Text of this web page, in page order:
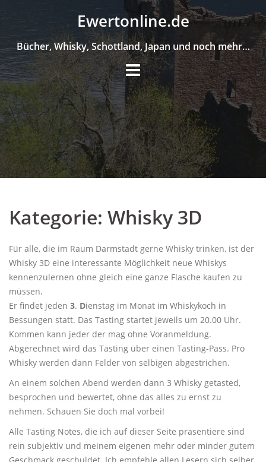
to
Ewertonline.de
Bücher, Whisky, Schottland, Japan und noch mehr…
Kategorie: Whisky 3D
Für alle, die im Raum Darmstadt gerne Whisky trinken, ist der
Whisky 3D eine interessante Möglichkeit neue Whiskys
kennenzulernen ohne gleich eine ganze Flasche kaufen zu
müssen.
Er findet jeden 3. Dienstag im Monat im Whiskykoch in
Bessungen statt. Das Tasting startet jeweils um 20.00 Uhr.
Kommen kann jeder der mag ohne Voranmeldung.
Abgerechnet wird das Tasting über einen Tasting-Pass. Pro
Whisky werden dann Felder von selbigen abgestrichen.
An einem solchen Abend werden dann 3 Whisky getasted,
besprochen und bewertet, ohne das alles zu ernst zu
nehmen. Schauen Sie doch mal vorbei!
Alle Tasting Notes, die ich auf dieser Seite präsentiere sind
rein subjektiv und meinem eigenen mehr oder minder gutem